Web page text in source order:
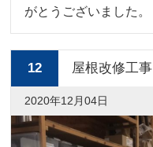
がとうございました。
12 屋根改修工事
2020年12月04日